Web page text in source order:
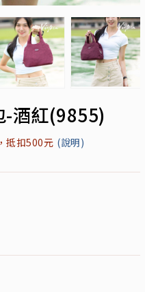
-酒紅(9855)
抵扣500元 (說明)